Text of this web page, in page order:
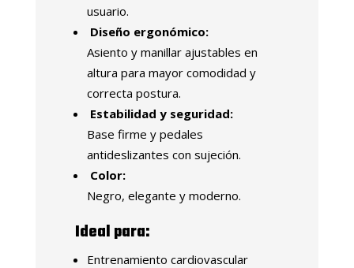
usuario.
Diseño ergonómico:
Asiento y manillar ajustables en
altura para mayor comodidad y
correcta postura.
Estabilidad y seguridad:
Base firme y pedales
antideslizantes con sujeción.
Color:
Negro, elegante y moderno.
Ideal para:
Entrenamiento cardiovascular